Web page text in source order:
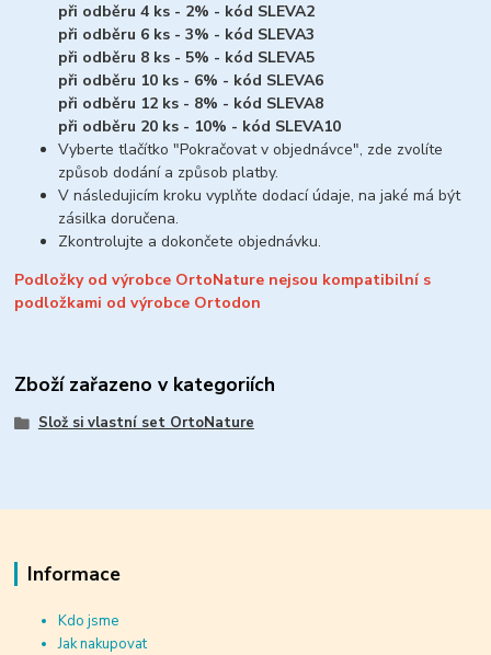
při odběru 4 ks - 2% - kód SLEVA2
při odběru 6 ks - 3% - kód SLEVA3
při odběru 8 ks - 5% - kód SLEVA5
při odběru 10 ks - 6% - kód SLEVA6
při odběru 12 ks - 8% - kód SLEVA8
při odběru 20 ks - 10% - kód SLEVA10
Vyberte tlačítko "Pokračovat v objednávce", zde zvolíte
způsob dodání a způsob platby.
V následujicím kroku vyplňte dodací údaje, na jaké má být
zásilka doručena.
Zkontrolujte a dokončete objednávku.
Podložky od výrobce OrtoNature nejsou kompatibilní s
podložkami od výrobce Ortodon
Zboží zařazeno v kategoriích
Slož si vlastní set OrtoNature
Informace
Kdo jsme
Jak nakupovat